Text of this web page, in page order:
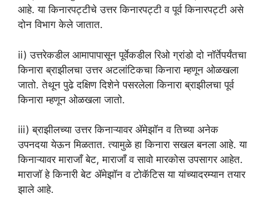
आहे. या किनारपट्टीचे उत्तर किनारपट्टी व पूर्व किनारपट्टी असे
दोन विभाग केले जातात.
ii) उत्तरेकडील आमापापासून पूर्वेकडील रिओ ग्रांडो दो नॉर्तेपर्यंतचा
किनारा ब्राझीलचा उत्तर अटलांटिकचा किनारा म्हणून ओळखला
जातो. तेथून पुढे दक्षिण दिशेने पसरलेला किनारा ब्राझीलचा पूर्व
किनारा म्हणून ओळखला जातो.
iii) ब्राझीलच्या उत्तर किनाऱ्यावर ॲमेझॉन व तिच्या अनेक
उपनदया येऊन मिळतात. त्यामुळे हा किनारा सखल बनला आहे. या
किनाऱ्यावर माराजाँ बेट, माराजाँ व सावो मारकोस उपसागर आहेत.
माराजाॅ हे किनारी बेट ॲमेझॉन व टोकॅटिस या यांच्यादरम्यान तयार
झाले आहे.